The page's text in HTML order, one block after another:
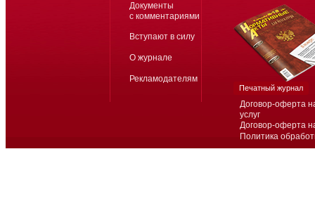
Договор-оферта
услуг
Договор-оферта
Политика
Документы
с комментариями
Вступают в силу
О журнале
Рекламодателям
Печатный журнал